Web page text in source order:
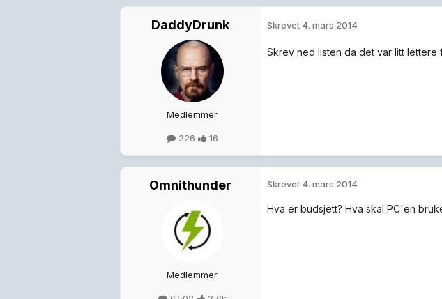
DaddyDrunk
Medlemmer
226 16
Skrevet 4. mars 2014
Skrev ned listen da det var litt lettere
Omnithunder
Medlemmer
Skrevet 4. mars 2014
Hva er budsjett? Hva skal PC'en